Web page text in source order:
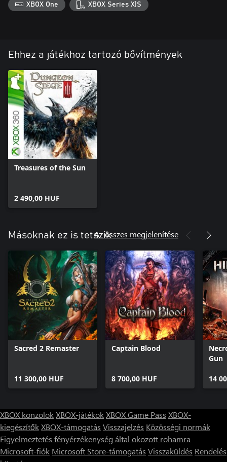
XBOX One XBOX Series X|S
Ehhez a játékhoz tartozó bővítmények
Treasures of the Sun
2 490,00 HUF
Másoknak ez is tetszikAz összes megjelenítése
Sacred 2 Remaster
11 300,00 HUF
Captain Blood
8 700,00 HUF
Gun
14
XBOX konzolokXBOX-játékokXBOX Game Pass XBOX-
kiegészítőkXBOX-támogatás Visszajelzés Közösségi normák
Figyelmeztetés fényérzékenység által okozott rohamra
Microsoft-fiók Microsoft Store-támogatás Visszaküldés Rendelés